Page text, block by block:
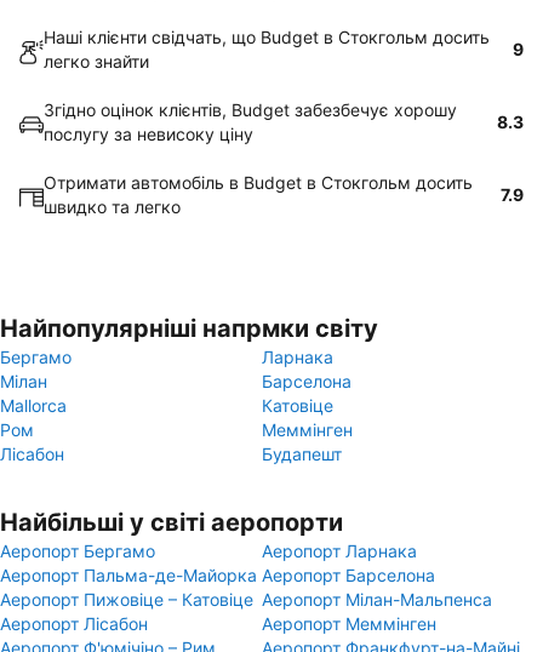
Наші клієнти свідчать, що Budget в Стокгольм досить
легко знайти
9
Згідно оцінок клієнтів, Budget забезбечує хорошу
послугу за невисоку ціну
8.3
Отримати автомобіль в Budget в Стокгольм досить
швидко та легко
7.9
Найпопулярніші напрмки світу
Бергамо
Ларнака
Мілан
Барселона
Mallorca
Катовіце
Ром
Меммінген
Лісабон
Будапешт
Найбільші у світі аеропорти
Аеропорт Бергамо
Аеропорт Ларнака
Аеропорт Пальма-де-Майорка Аеропорт Барселона
Аеропорт Пижовіце – Катовіце Аеропорт Мілан-Мальпенса
Аеропорт Лісабон
Аеропорт Меммінген
Аеропорт Ф'юмічіно – Рим
Аеропорт Франкфурт-на-Майні